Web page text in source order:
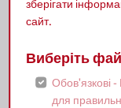
Запис
зберігати
сайт.
Виберіть
Обов'язкові -
для